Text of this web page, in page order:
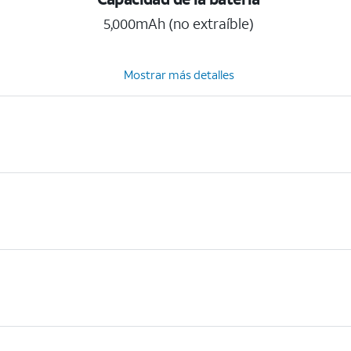
5,000mAh (no extraíble)
Mostrar más detalles